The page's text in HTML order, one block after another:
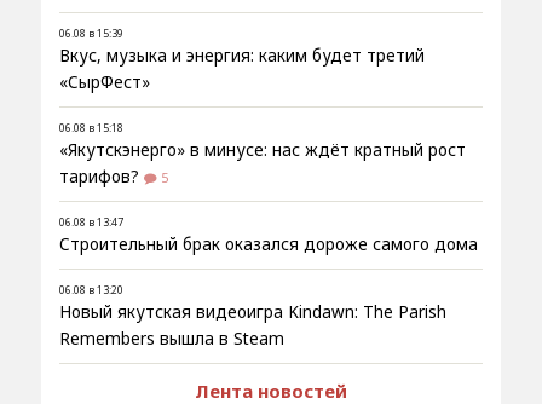
06.08 в 15:39
Вкус, музыка и энергия: каким будет третий
«СырФест»
06.08 в 15:18
«Якутскэнерго» в минусе: нас ждёт кратный рост
тарифов?
5
06.08 в 13:47
Строительный брак оказался дороже самого дома
06.08 в 13:20
Новый якутская видеоигра Kindawn: The Parish
Remembers вышла в Steam
Лента новостей